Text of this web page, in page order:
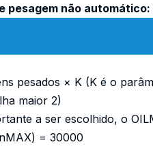
pesagem não automático:
pesados ​​​​× K (K é o
maior 2)
a ser escolhido, o
= 30000